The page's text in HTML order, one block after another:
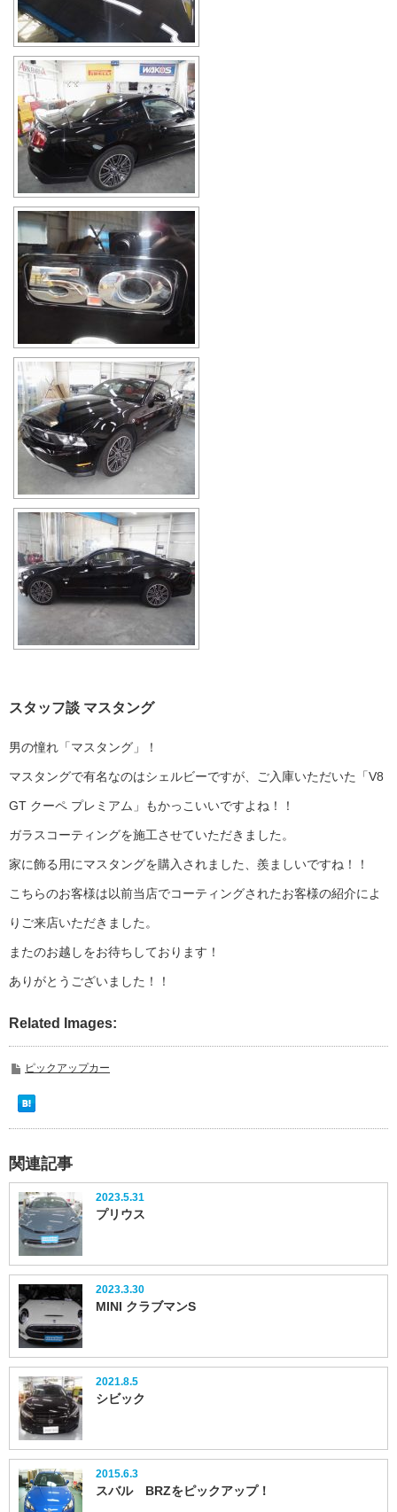
スタッフ談 マスタング
男の憧れ「マスタング」！
マスタングで有名なのはシェルビーですが、ご入庫いただいた「V8
GT クーペ プレミアム」もかっこいいですよね！！
ガラスコーティングを施工させていただきました。
家に飾る用にマスタングを購入されました、羨ましいですね！！
こちらのお客様は以前当店でコーティングされたお客様の紹介によ
りご来店いただきました。
またのお越しをお待ちしております！
ありがとうございました！！
Related Images:
ピックアップカー
関連記事
2023.5.31
プリウス
2023.3.30
MINI クラブマンS
2021.8.5
シビック
2015.6.3
スバル BRZをピックアップ！